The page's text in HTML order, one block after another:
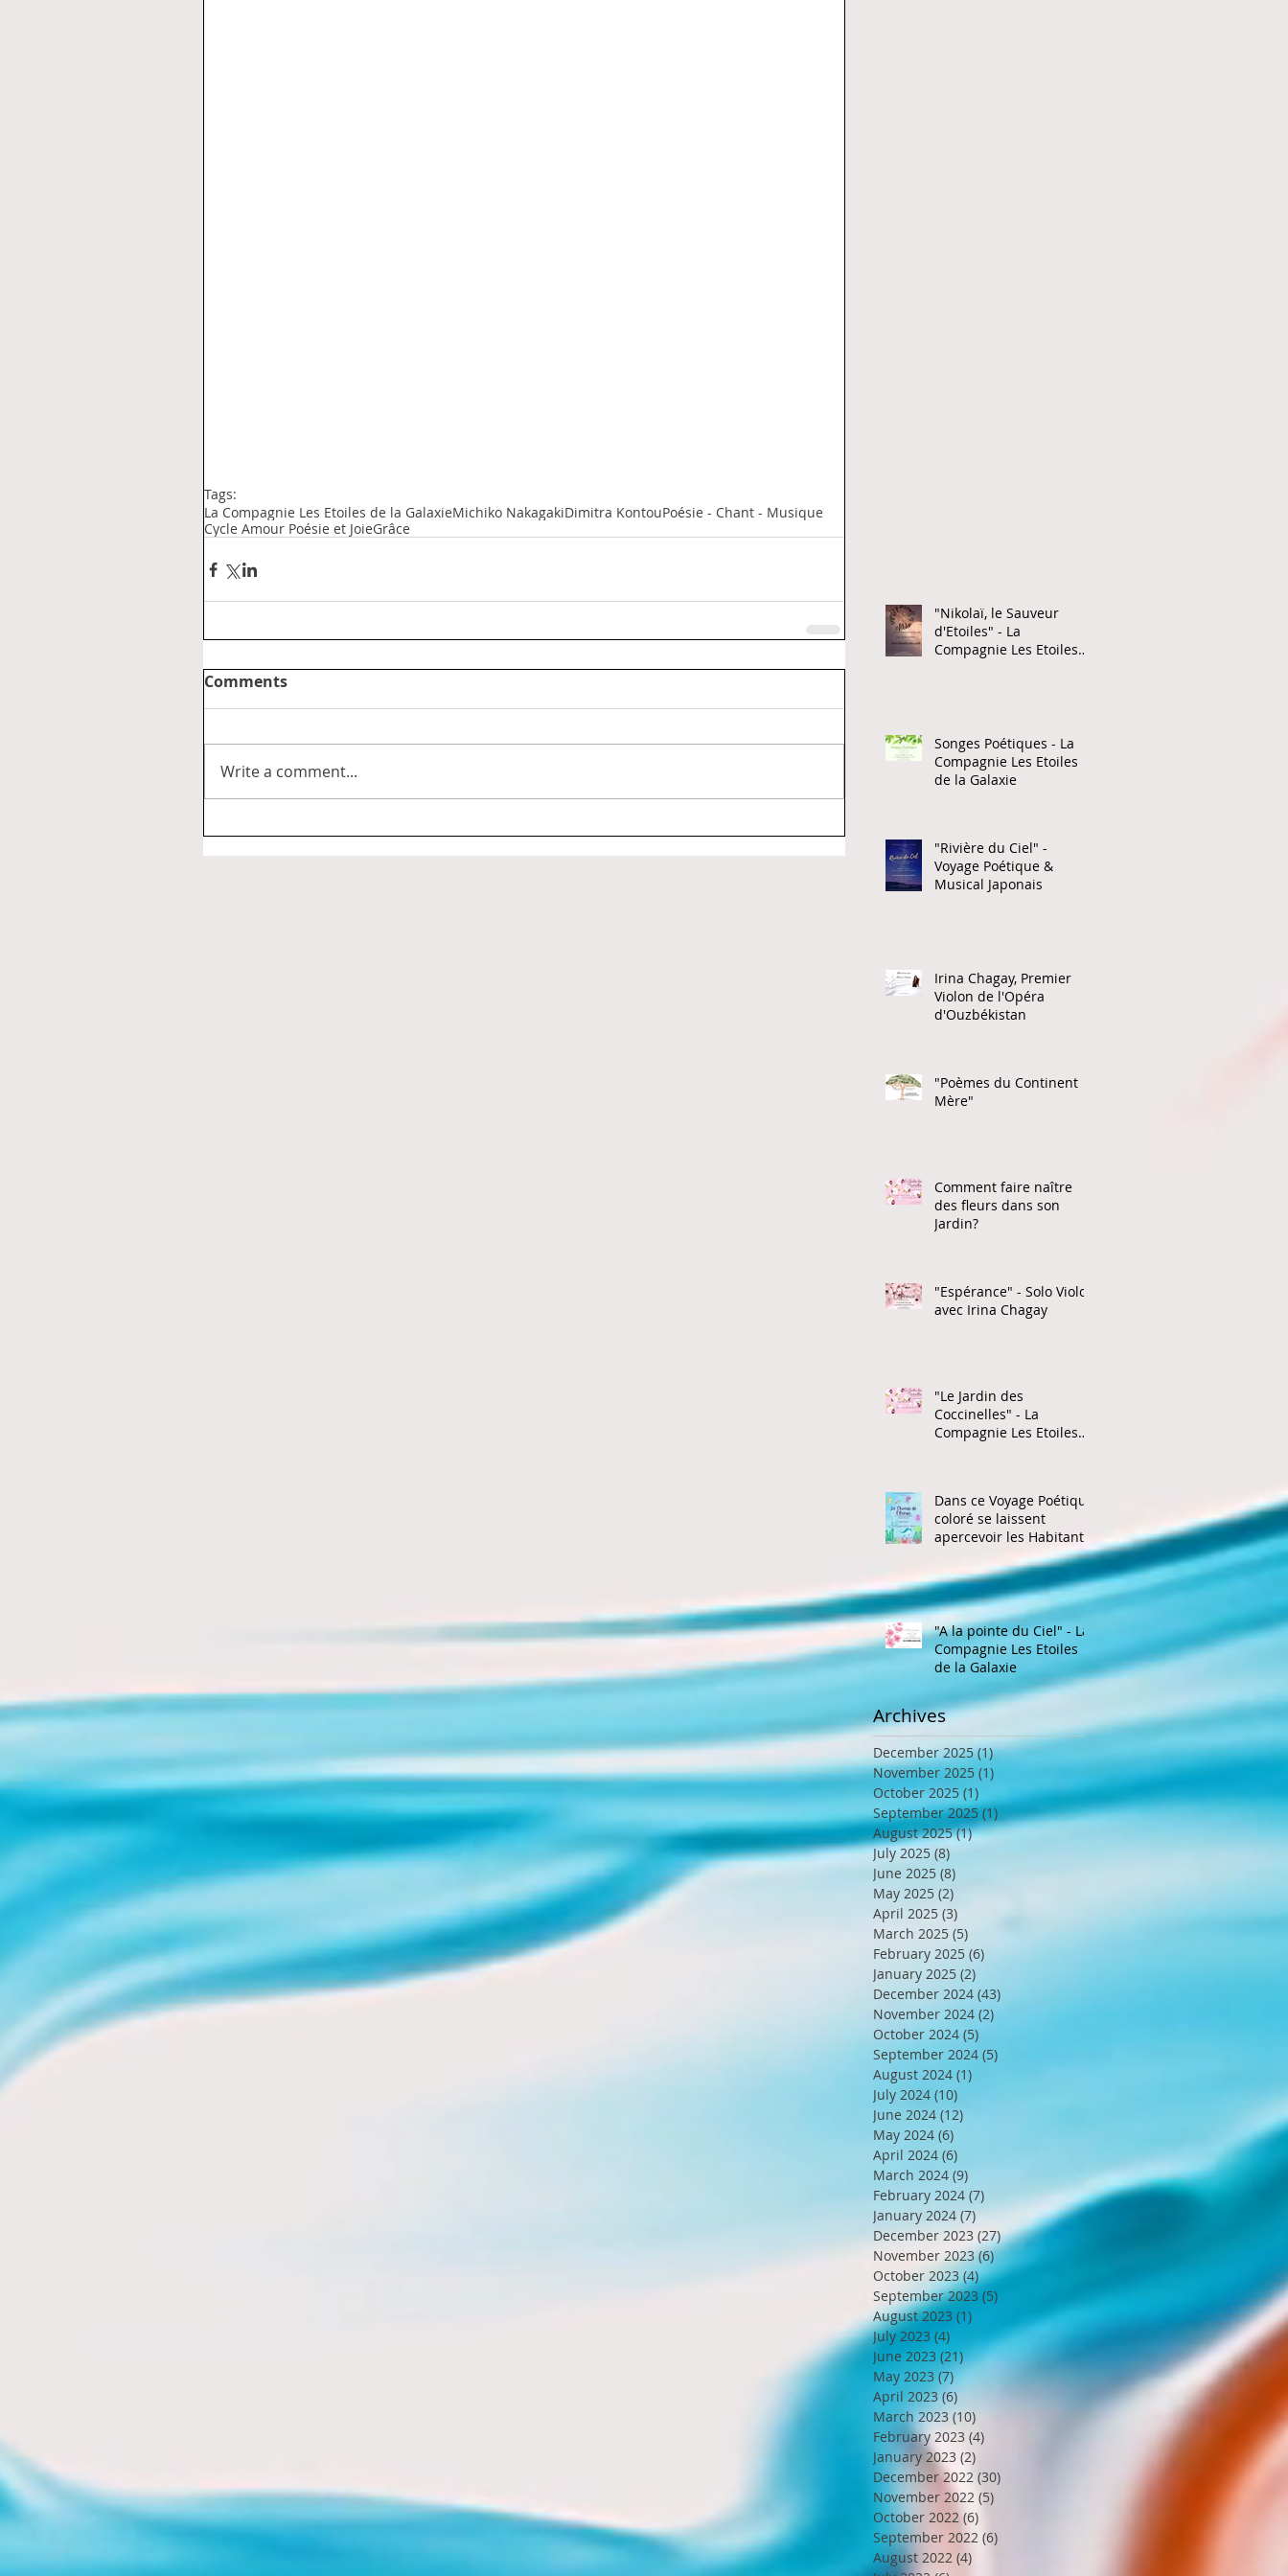
Tags:
La Compagnie Les Etoiles de la GalaxieMichiko NakagakiDimitra KontouPoésie - Chant - Musique
Cycle Amour Poésie et JoieGrâce
Comments
Write a comment...
"Nikolaï, le Sauveur
d'Etoiles" - La
Compagnie Les Etoiles
Songes Poétiques - La
Compagnie Les Etoiles
de la Galaxie
"Rivière du Ciel" -
Voyage Poétique &
Musical Japonais
Irina Chagay, Premier
Violon de l'Opéra
d'Ouzbékistan
"Poèmes du Continent
Mère"
Comment faire naître
des fleurs dans son
Jardin?
"Espérance" - Solo Violon
avec Irina Chagay
"Le Jardin des
Coccinelles" - La
Compagnie Les Etoiles
Dans ce Voyage Poétique
coloré se laissent
apercevoir les Habitants
"A la pointe du Ciel" - La
Compagnie Les Etoiles
de la Galaxie
Archives
December 2025 (1)1 post
November 2025 (1)
October 2025 (1) 1 post
September 2025 (1) 1 post
August 2025 (1)1 post
July 2025 (8)
June 2025 (8)
May 2025 (2)
April 2025 (3)
March 2025 (5)
February 2025 (6)
January 2025 (2)
December 2024 (43)
November 2024 (2)
October 2024 (5)
September 2024 (5)
August 2024 (1)
July 2024 (10)
June 2024 (12)
May 2024 (6)
April 2024 (6)
March 2024 (9)
February 2024 (7)
January 2024 (7)7 posts
December 2023 (27)27 posts
November 2023 (6)6 posts
October 2023 (4)4 posts
September 2023 (5)
August 2023 (1)
July 2023 (4) 4 posts
June 2023 (21)21 posts
May 2023 (7)7 posts
April 2023 (6)6 posts
March 2023 (10)
February 2023 (4)
January 2023 (2)
December 2022 (30)
November 2022 (5)
October 2022 (6)
September 2022 (6)
August 2022 (4)